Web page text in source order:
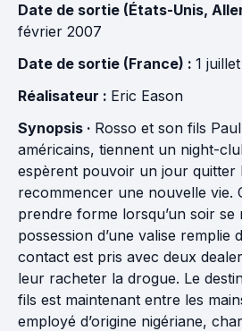
Date de sortie (États-Unis,
février 2007
Date de sortie (France) : 1
Réalisateur : Eric Eason
Synopsis · Rosso et son fils
américains, tiennent un night-
espèrent pouvoir un jour quitter
recommencer une nouvelle vie.
prendre forme lorsqu’un soir
possession d’une valise remplie
contact est pris avec deux
leur racheter la drogue. Le
fils est maintenant entre les
employé d’origine nigériane,